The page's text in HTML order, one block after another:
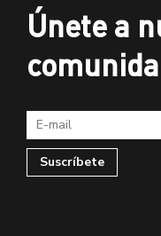
Únete a